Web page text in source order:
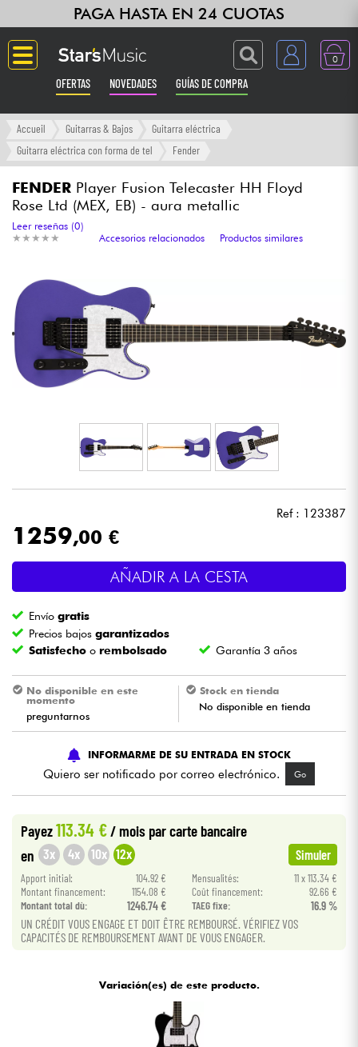
PAGA HASTA EN 24 CUOTAS
0
OFERTAS NOVEDADES GUÍAS DE COMPRA
Langue
Ampli & Efectos
Sintetizadores & samplers
Grabación
Auriculares
Luces
Batería y percusión
Vientos
Niños
Cables & Acces.
HiFi
Bundle
Ver nuestras marcas
Accueil Guitarras & Bajos
Guitarra eléctrica
Guitarra eléctrica con forma de tel
Fender
FENDER Player Fusion Telecaster HH Floyd
Rose Ltd (MEX, EB) - aura metallic
★ ★ ★ ★ ★
★ ★ ★ ★ ★
Leer reseñas (0)
Accesorios relacionados
Productos similares
Ref : 123387
1259,00 €
AÑADIR A LA CESTA
Envíogratis
Precios bajosgarantizados
Satisfecho o rembolsado Garantía 3 años
No disponible en este
momento
preguntarnos
Stock en tienda
No disponible en tienda
INFORMARME DE SU ENTRADA EN STOCK
Quiero ser notificado por correo electrónico. Go
Payez113.34 € / mois par carte bancaire
en 3x 4x 10x 12x Simuler
Apport initial: 104.92 € Mensualités:
11 x 113.34 €
Montant financement:
1154.08 € Coût financement:
92.66 €
Montant total dù:
1246.74 € TAEG fixe: 16.9 %
UN CRÉDIT VOUS ENGAGE ET DOIT ÊTRE REMBOURSÉ. VÉRIFIEZ VOS
CAPACITÉS DE REMBOURSEMENT AVANT DE VOUS ENGAGER.
Variación(es) de este producto.